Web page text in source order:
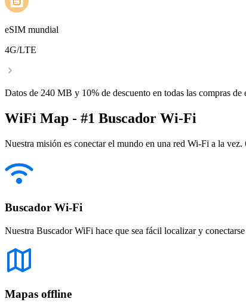
eSIM mundial
4G/LTE
Datos de 240 MB y 10% de descuento en todas las compras
WiFi Map - #1 Buscador Wi-Fi
Nuestra misión es conectar el mundo en una red Wi-Fi a la
Buscador Wi-Fi
Nuestra Buscador WiFi hace que sea fácil localizar y
Mapas offline